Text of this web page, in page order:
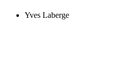
Yves Laberge